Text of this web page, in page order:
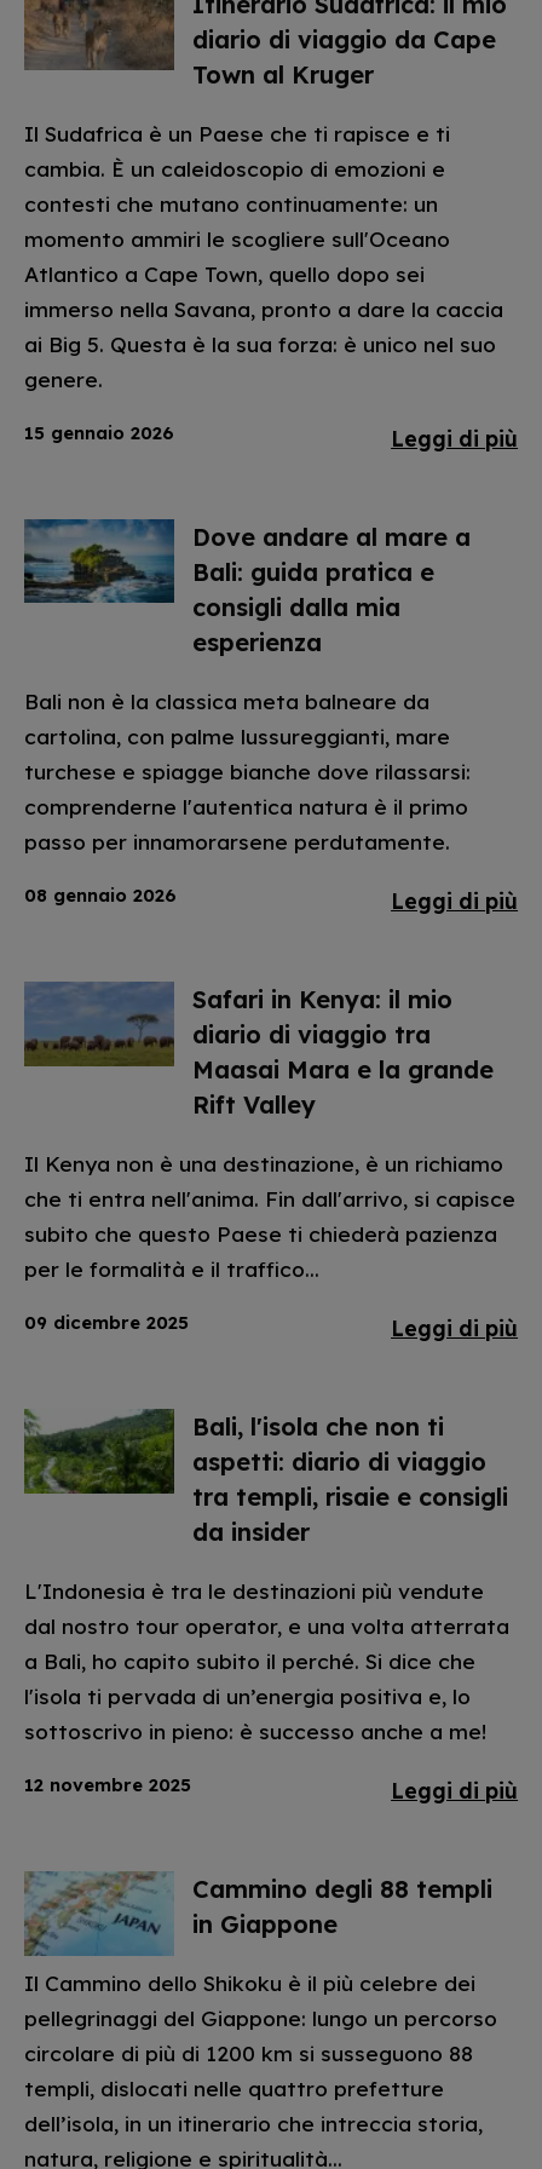
diario di viaggio da Cape
Town al Kruger
Il Sudafrica è un Paese che ti rapisce e ti
cambia. È un caleidoscopio di emozioni e
contesti che mutano continuamente: un
momento ammiri le scogliere sull'Oceano
Atlantico a Cape Town, quello dopo sei
immerso nella Savana, pronto a dare la caccia
ai Big 5. Questa è la sua forza: è unico nel suo
genere.
15 gennaio 2026 Leggi di più
Dove andare al mare a
Bali: guida pratica e
consigli dalla mia
esperienza
Bali non è la classica meta balneare da
cartolina, con palme lussureggianti, mare
turchese e spiagge bianche dove rilassarsi:
comprenderne l'autentica natura è il primo
passo per innamorarsene perdutamente.
08 gennaio 2026 Leggi di più
Safari in Kenya: il mio
diario di viaggio tra
Maasai Mara e la grande
Rift Valley
Il Kenya non è una destinazione, è un richiamo
che ti entra nell'anima. Fin dall'arrivo, si capisce
subito che questo Paese ti chiederà pazienza
per le formalità e il traffico...
09 dicembre 2025 Leggi di più
Bali, l'isola che non ti
aspetti: diario di viaggio
tra templi, risaie e consigli
da insider
L'Indonesia è tra le destinazioni più vendute
dal nostro tour operator, e una volta atterrata
a Bali, ho capito subito il perché. Si dice che
l'isola ti pervada di un’energia positiva e, lo
sottoscrivo in pieno: è successo anche a me!
12 novembre 2025 Leggi di più
Cammino degli 88 templi
in Giappone
Il Cammino dello Shikoku è il più celebre dei
pellegrinaggi del Giappone: lungo un percorso
circolare di più di 1200 km si susseguono 88
templi, dislocati nelle quattro prefetture
dell’isola, in un itinerario che intreccia storia,
natura, religione e spiritualità...